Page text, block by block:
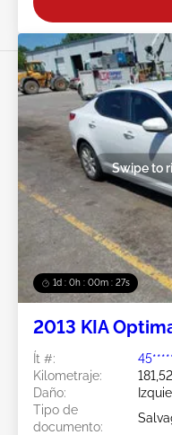
1d : 0h : 00m : 24s
Swipe to
2013 KIA
Ít #:
Kilometraje:
Daño:
Tipo de
documento: